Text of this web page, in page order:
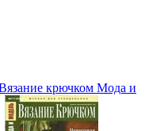
крючком Мода и